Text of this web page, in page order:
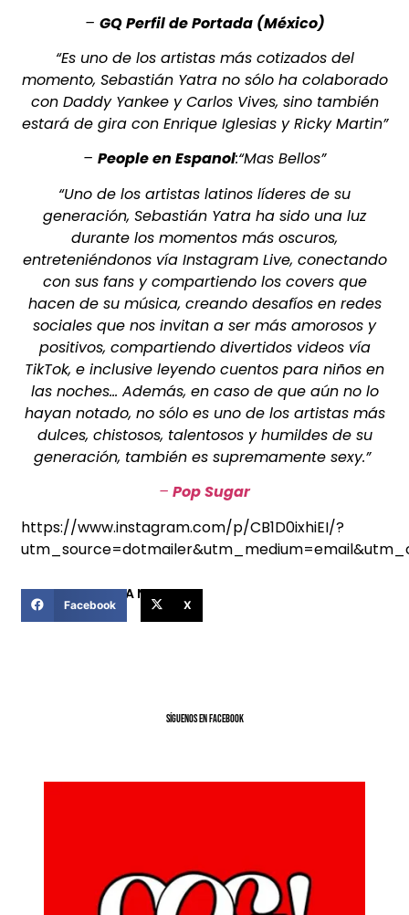
– GQ Perfil de Portada (México)
“Es uno de los artistas más cotizados del
momento, Sebastián Yatra no sólo ha colaborado
con Daddy Yankee y Carlos Vives, sino también
estará de gira con Enrique Iglesias y Ricky Martin”
– People en Espanol:“Mas Bellos”
“Uno de los artistas latinos líderes de su
generación, Sebastián Yatra ha sido una luz
durante los momentos más oscuros,
entreteniéndonos vía Instagram Live, conectando
con sus fans y compartiendo los covers que
hacen de su música, creando desafíos en redes
sociales que nos invitan a ser más amorosos y
positivos, compartiendo divertidos videos vía
TikTok, e inclusive leyendo cuentos para niños en
las noches… Además, en caso de que aún no lo
hayan notado, no sólo es uno de los artistas más
dulces, chistosos, talentosos y humildes de su
generación, también es supremamente sexy.”
– Pop Sugar
https://www.instagram.com/p/CB1D0ixhiEI/?
COMPARTIR ESTA NOTICIA
Facebook X
SíGUENOS EN FACEBOOK